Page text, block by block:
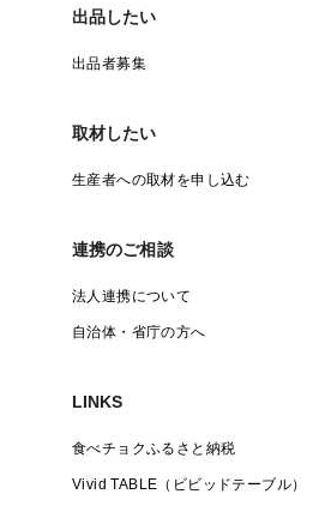
出品したい
出品者募集
取材したい
生産者への取材を申し込む
連携のご相談
法人連携について
自治体・省庁の方へ
LINKS
食べチョクふるさと納税
Vivid TABLE（ビビッドテーブル）